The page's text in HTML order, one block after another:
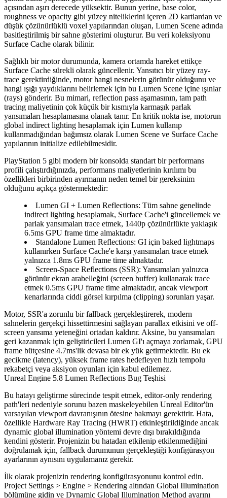
açısından aşırı derecede yüksektir. Bunun yerine, base color,
roughness ve opacity gibi yüzey niteliklerini içeren 2D kartlardan ve
düşük çözünürlüklü voxel yapılarından oluşan, Lumen Scene adında
basitleştirilmiş bir sahne gösterimi oluşturur. Bu veri koleksiyonu
Surface Cache olarak bilinir.
Sağlıklı bir motor durumunda, kamera ortamda hareket ettikçe
Surface Cache sürekli olarak güncellenir. Yansıtıcı bir yüzey ray-
trace gerektirdiğinde, motor hangi nesnelerin görünür olduğunu ve
hangi ışığı yaydıklarını belirlemek için bu Lumen Scene içine ışınlar
(rays) gönderir. Bu mimari, reflection pass aşamasının, tam path
tracing maliyetinin çok küçük bir kısmıyla karmaşık parlak
yansımaları hesaplamasına olanak tanır. En kritik nokta ise, motorun
global indirect lighting hesaplamak için Lumen kullanıp
kullanmadığından bağımsız olarak Lumen Scene ve Surface Cache
yapılarının initialize edilebilmesidir.
PlayStation 5 gibi modern bir konsolda standart bir performans
profili çalıştırdığınızda, performans maliyetlerinin kırılımı bu
özellikleri birbirinden ayırmanın neden temel bir gereksinim
olduğunu açıkça göstermektedir:
Lumen GI + Lumen Reflections: Tüm sahne genelinde
indirect lighting hesaplamak, Surface Cache'i güncellemek ve
parlak yansımaları trace etmek, 1440p çözünürlükte yaklaşık
6.5ms GPU frame time almaktadır.
Standalone Lumen Reflections: GI için baked lightmaps
kullanırken Surface Cache'e karşı yansımaları trace etmek
yalnızca 1.8ms GPU frame time almaktadır.
Screen-Space Reflections (SSR): Yansımaları yalnızca
görünür ekran arabelleğini (screen buffer) kullanarak trace
etmek 0.5ms GPU frame time almaktadır, ancak viewport
kenarlarında ciddi görsel kırpılma (clipping) sorunları yaşar.
Motor, SSR'a zorunlu bir fallback gerçekleştirerek, modern
sahnelerin gerçekçi hissettirmesini sağlayan parallax etkisini ve off-
screen yansıma yeteneğini ortadan kaldırır. Aksine, bu yansımaları
geri kazanmak için geliştiricileri Lumen GI'ı açmaya zorlamak, GPU
frame bütçesine 4.7ms'lik devasa bir ek yük getirmektedir. Bu ek
gecikme (latency), yüksek frame rates hedefleyen hızlı tempolu
rekabetçi veya aksiyon oyunları için kabul edilemez.
Unreal Engine 5.8 Lumen Reflections Bug Teşhisi
Bu hatayı geliştirme sürecinde tespit etmek, editor-only rendering
path'leri nedeniyle sorunu bazen maskeleyebilen Unreal Editor'ün
varsayılan viewport davranışının ötesine bakmayı gerektirir. Hata,
özellikle Hardware Ray Tracing (HWRT) etkinleştirildiğinde ancak
dynamic global illumination yöntemi devre dışı bırakıldığında
kendini gösterir. Projenizin bu hatadan etkilenip etkilenmediğini
doğrulamak için, fallback durumunun gerçekleştiği konfigürasyon
ayarlarının aynısını uygulamanız gerekir.
İlk olarak projenizin rendering konfigürasyonunu kontrol edin.
Project Settings > Engine > Rendering altından Global Illumination
bölümüne gidin ve Dynamic Global Illumination Method ayarını